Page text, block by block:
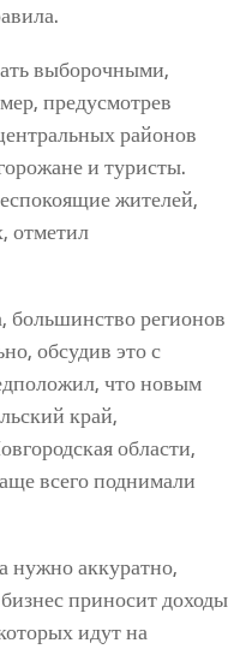
выборочными,
предусмотрев
районов
и туристы.
жителей,
отметил
регионов
обсудив это с
что новым
край,
области,
всего поднимали
нужно аккуратно,
приносит доходы
идут на